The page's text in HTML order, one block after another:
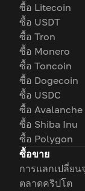
ซื้อ Litecoin
ซื้อ USDT
ซื้อ Tron
ซื้อ Monero
ซื้อ Toncoin
ซื้อ Dogecoin
ซื้อ USDC
ซื้อ Avalanche
ซื้อ Shiba Inu
ซื้อ Polygon
ซื้อขาย
การแลกเปลี่ยน
ตลาดคริปโต